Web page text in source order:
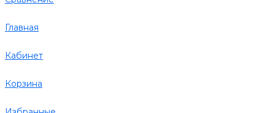
Главная
Кабинет
Корзина